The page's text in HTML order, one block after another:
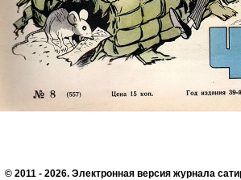
© 2011 - 2026. Электронная версия журнала